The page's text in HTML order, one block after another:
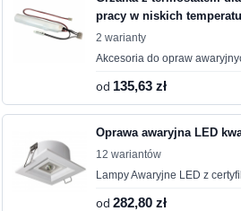
pracy w niskich
2 warianty
Akcesoria do opraw
od 135,63 zł
Oprawa awaryjna LED
12 wariantów
Lampy Awaryjne LED z
od282,80 zł